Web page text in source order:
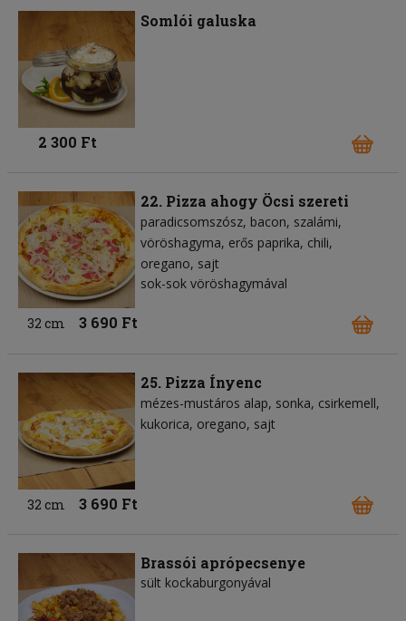
Somlói galuska
2 300 Ft
22. Pizza ahogy Öcsi szereti
paradicsomszósz bacon szalámi
vöröshagyma erős paprika chili
oregano sajt
sok-sok vöröshagymával
32 cm 3 690 Ft
25. Pizza Ínyenc
mézes-mustáros alap sonka csirkemell
kukorica oregano sajt
32 cm 3 690 Ft
Brassói aprópecsenye
sült kockaburgonyával